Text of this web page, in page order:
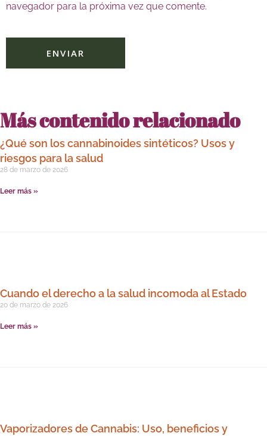
navegador para la próxima vez que comente.
Más contenido relacionado
¿Qué son los cannabinoides sintéticos? Usos y
riesgos para la salud
28 de marzo de 2026
Leer más »
Cuando el derecho a la salud incomoda al Estado
20 de marzo de 2026
Leer más »
Vaporizadores de Cannabis: Uso, beneficios y